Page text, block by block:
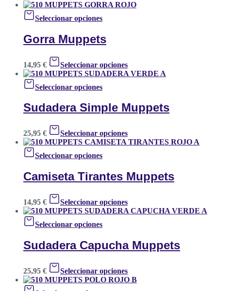
Seleccionar opciones
Gorra Muppets
14,95 € Seleccionar opciones
Seleccionar opciones
Sudadera Simple Muppets
25,95 € Seleccionar opciones
Seleccionar opciones
Camiseta Tirantes Muppets
14,95 € Seleccionar opciones
Seleccionar opciones
Sudadera Capucha Muppets
25,95 € Seleccionar opciones